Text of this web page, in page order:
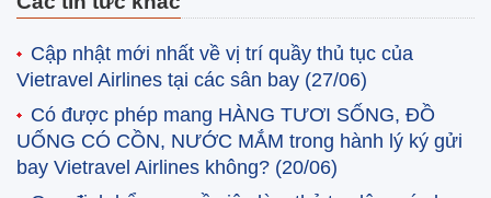
Cập nhật mới nhất về vị trí quầy thủ tục của
Vietravel Airlines tại các sân bay (27/06)
Có được phép mang HÀNG TƯƠI SỐNG, ĐỒ
UỐNG CÓ CỒN, NƯỚC MẮM trong hành lý ký gửi
bay Vietravel Airlines không? (20/06)